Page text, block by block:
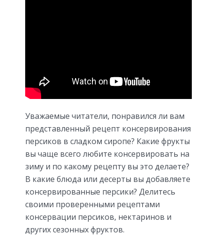
Уважаемые читатели, понравился ли вам
представленный рецепт консервирования
персиков в сладком сиропе? Какие фрукты
вы чаще всего любите консервировать на
зиму и по какому рецепту вы это делаете?
В какие блюда или десерты вы добавляете
консервированные персики? Делитесь
своими проверенными рецептами
консервации персиков, нектаринов и
других сезонных фруктов.